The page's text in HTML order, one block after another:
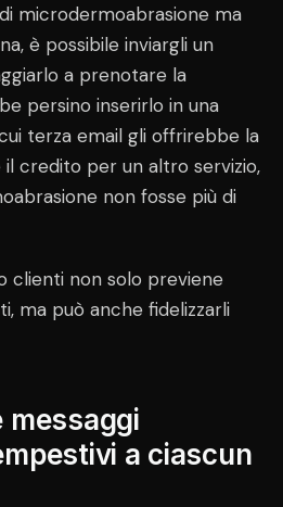
microdermoabrasione ma
è possibile inviargli un
a prenotare la
persino inserirlo in una
terza email gli offrirebbe la
il credito per un altro servizio,
non fosse più di
clienti non solo previene
ma può anche fidelizzarli
messaggi
a ciascun